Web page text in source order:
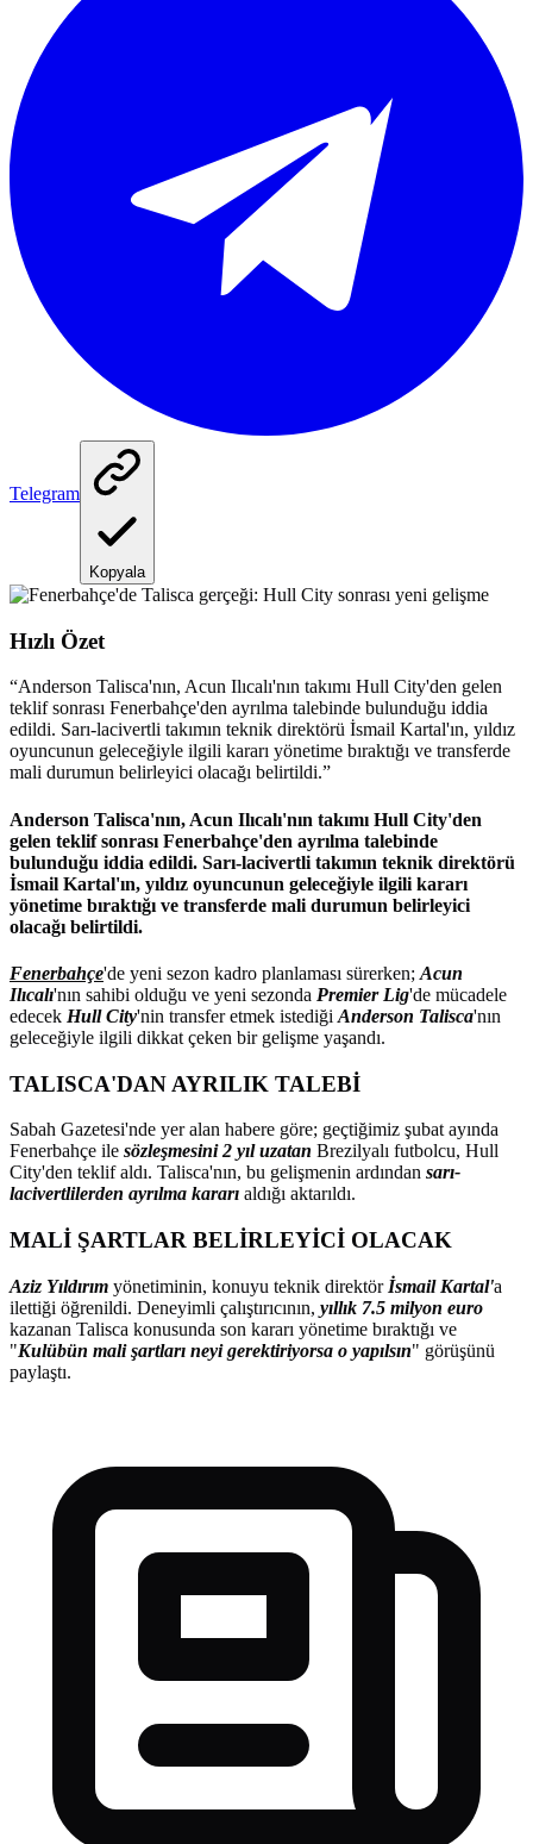
Telegram
Kopyala
Hızlı Özet
“Anderson Talisca'nın, Acun Ilıcalı'nın takımı Hull City'den gelen
teklif sonrası Fenerbahçe'den ayrılma talebinde bulunduğu iddia
edildi. Sarı-lacivertli takımın teknik direktörü İsmail Kartal'ın, yıldız
oyuncunun geleceğiyle ilgili kararı yönetime bıraktığı ve transferde
mali durumun belirleyici olacağı belirtildi.”
Anderson Talisca'nın, Acun Ilıcalı'nın takımı Hull City'den
gelen teklif sonrası Fenerbahçe'den ayrılma talebinde
bulunduğu iddia edildi. Sarı-lacivertli takımın teknik direktörü
İsmail Kartal'ın, yıldız oyuncunun geleceğiyle ilgili kararı
yönetime bıraktığı ve transferde mali durumun belirleyici
olacağı belirtildi.
Fenerbahçe'de yeni sezon kadro planlaması sürerken; Acun
Ilıcalı'nın sahibi olduğu ve yeni sezonda Premier Lig'de mücadele
edecek Hull City'nin transfer etmek istediği Anderson Talisca'nın
geleceğiyle ilgili dikkat çeken bir gelişme yaşandı.
TALISCA'DAN AYRILIK TALEBİ
Sabah Gazetesi'nde yer alan habere göre; geçtiğimiz şubat ayında
Fenerbahçe ile sözleşmesini 2 yıl uzatan Brezilyalı futbolcu, Hull
City'den teklif aldı. Talisca'nın, bu gelişmenin ardından sarı-
lacivertlilerden ayrılma kararı aldığı aktarıldı.
MALİ ŞARTLAR BELİRLEYİCİ OLACAK
Aziz Yıldırım yönetiminin, konuyu teknik direktör İsmail Kartal'a
ilettiği öğrenildi. Deneyimli çalıştırıcının, yıllık 7.5 milyon euro
kazanan Talisca konusunda son kararı yönetime bıraktığı ve
"Kulübün mali şartları neyi gerektiriyorsa o yapılsın" görüşünü
paylaştı.